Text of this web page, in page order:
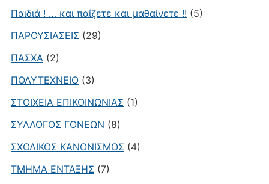
Παιδιά ! … και παίζετε και μαθαίνετε !! (5)
ΠΑΡΟΥΣΙΑΣΕΙΣ (29)
ΠΑΣΧΑ (2)
ΠΟΛΥΤΕΧΝΕΙΟ(3)
ΣΤΟΙΧΕΙΑ ΕΠΙΚΟΙΝΩΝΙΑΣ (1)
ΣΥΛΛΟΓΟΣ ΓΟΝΕΩΝ (8)
ΣΧΟΛΙΚΟΣ ΚΑΝΟΝΙΣΜΟΣ (4)
ΤΜΗΜΑ ΕΝΤΑΞΗΣ (7)